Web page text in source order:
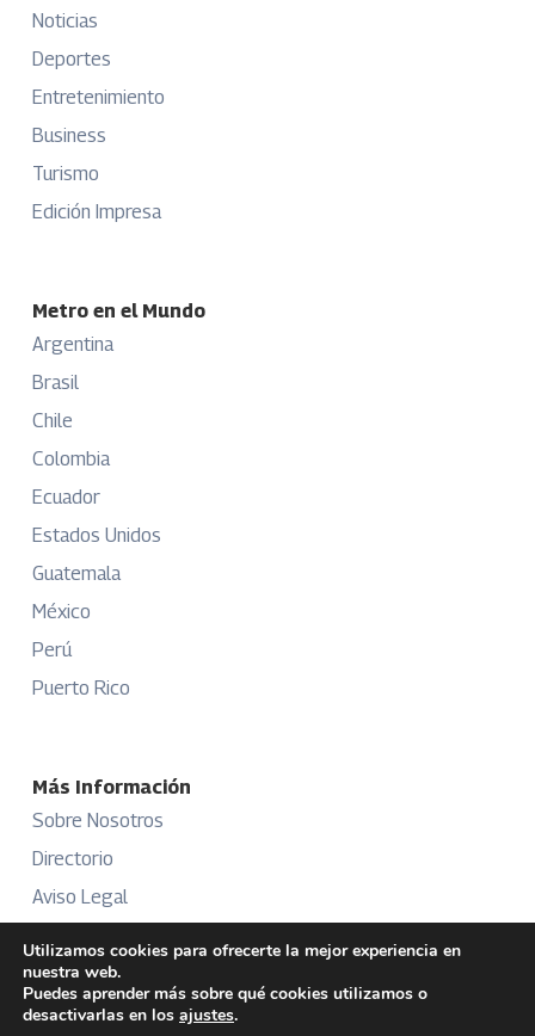
Noticias
Deportes
Entretenimiento
Business
Turismo
Edición Impresa
Metro en el Mundo
Argentina
Brasil
Chile
Colombia
Ecuador
Estados Unidos
Guatemala
México
Perú
Puerto Rico
Más Información
Sobre Nosotros
Directorio
Aviso Legal
Publicidad
Utilizamos cookies para ofrecerte la mejor experiencia en
nuestra web.
Puedes aprender más sobre qué cookies utilizamos o
desactivarlas en los ajustes.